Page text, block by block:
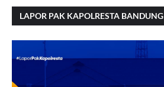
LAPOR PAK KAPOLRESTA BANDUNG